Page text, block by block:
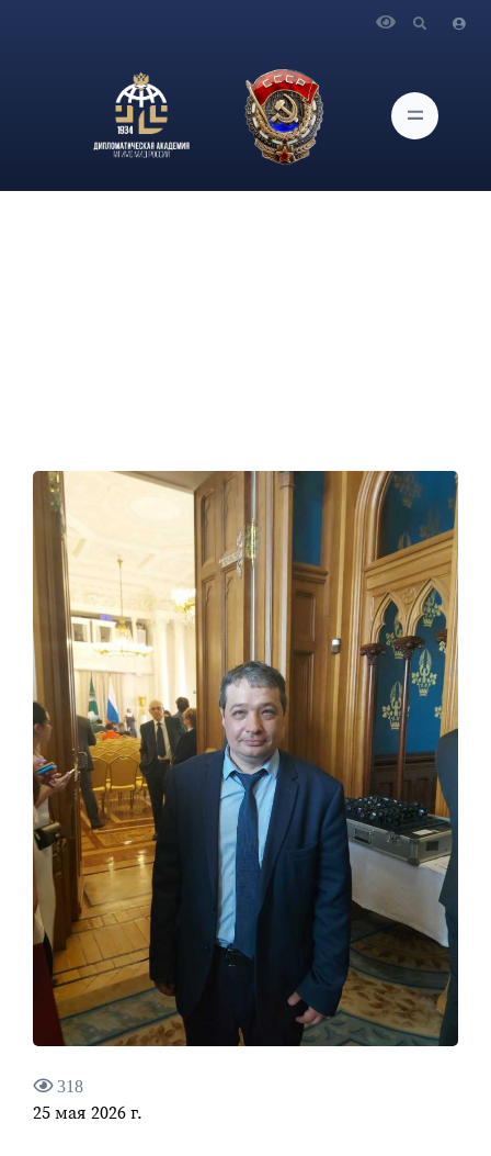
внешней политики Агуреев С.А. принял участие в
торжественных мероприятиях в особняке МИД России,
посвященных Дню Африки
318
25 мая 2026 г.